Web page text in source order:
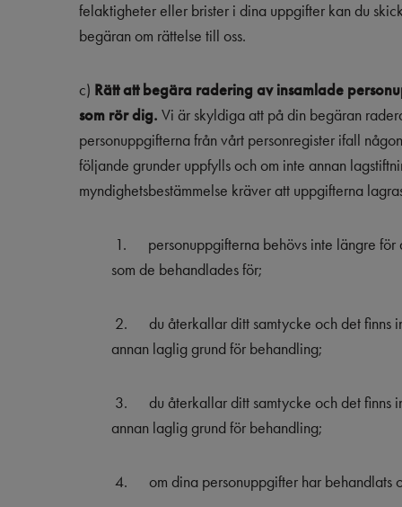
felaktigheter eller brister i dina uppgifter kan du
begäran om rättelse till oss.
c) Rätt att begära radering av insamlade
som rör dig. Vi är skyldiga att på din begäran
personuppgifterna från vårt personregister ifall
följande grunder uppfylls och om inte annan
myndighetsbestämmelse kräver att uppgifterna
1.
personuppgifterna behövs inte längre för
som de behandlades för;
2.
du återkallar ditt samtycke och det finns
annan laglig grund för behandling;
3.
du återkallar ditt samtycke och det finns
annan laglig grund för behandling;
4. om dina personuppgifter har behandlats